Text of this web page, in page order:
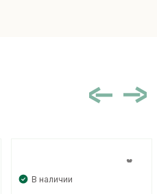
В наличии